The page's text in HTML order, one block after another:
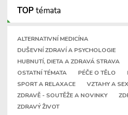
TOPtémata
ALTERNATIVNÍ MEDICÍNA
DUŠEVNÍ ZDRAVÍ A PSYCHOLOGIE
HUBNUTÍ, DIETA A ZDRAVÁ STRAVA
OSTATNÍ TÉMATA
PÉČE O TĚLO
SPORT A RELAXACE
VZTAHY A SEX
ZDRAVĚ - SOUTĚŽE A NOVINKY
ZDRAVÝ ŽIVOT